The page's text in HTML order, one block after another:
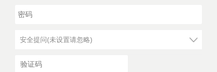
安全提问(未设置请忽略)